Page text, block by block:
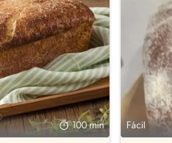
100 min Fácil